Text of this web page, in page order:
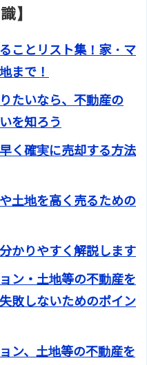
】
ことリスト集！家・マ
まで！
たいなら、不動産の
を知ろう
く確実に売却する方法
土地を高く売るための
かりやすく解説します
ン・土地等の不動産を
敗しないためのポイン
ン、土地等の不動産を